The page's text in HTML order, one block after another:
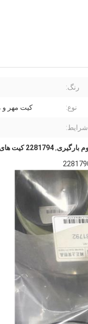
رنگ:
نوع: کیت مهر و
شرایط:
,2281794 کیت های مهر و موم بارگیری